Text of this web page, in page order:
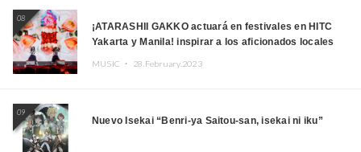
08
¡ATARASHII GAKKO actuará en festivales en HITC
Yakarta y Manila! inspirar a los aficionados locales
MUSIC ・ 28.February.2023
09
Nuevo Isekai “Benri-ya Saitou-san, isekai ni iku”